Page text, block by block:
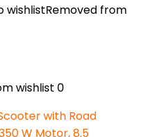
wishlistRemoved from
wishlist 0